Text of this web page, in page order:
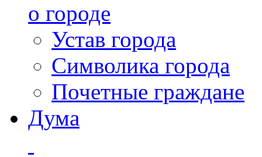
о городе
Устав города
Символика города
Почетные граждане
Дума